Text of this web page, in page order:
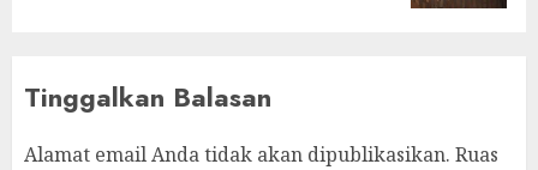
Tinggalkan Balasan
Alamat email Anda tidak akan dipublikasikan. Ruas